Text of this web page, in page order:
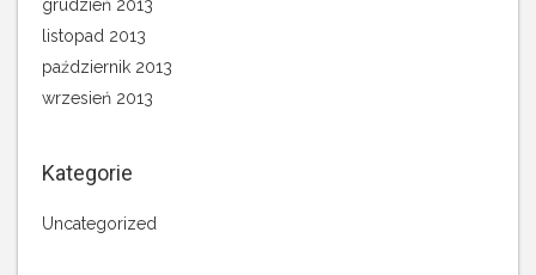
grudzień 2013
listopad 2013
październik 2013
wrzesień 2013
Kategorie
Uncategorized